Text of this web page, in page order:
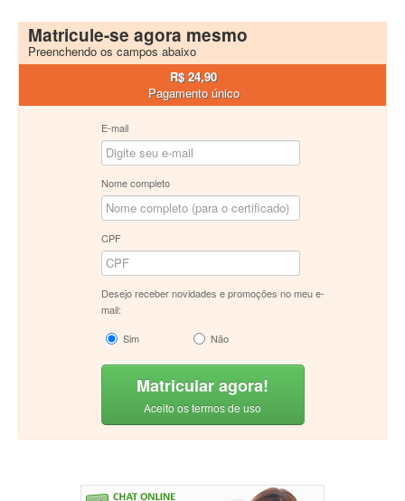
Matricule-se agora mesmo
Preenchendo os campos abaixo
R$ 24,90
Pagamento único
E-mail
Nome completo
CPF
Desejo receber novidades e promoções no meu e-
mail:
Sim
Não
Matricular agora!
Aceito os termos de uso